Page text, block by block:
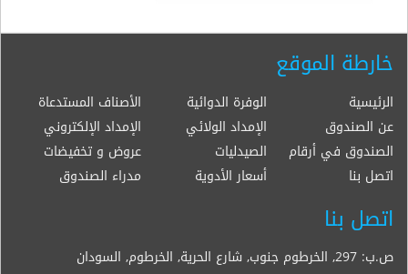
خارطة الموقع
الرئيسية الوفرة الدوائية
الأصناف المستدعاة
عن الصندوق
الإمداد الولائي
الإمداد الإلكتروني
الصندوق في أرقام
الصيدليات
عروض و تخفيضات
اتصل بنا
أسعار الأدوية مدراء الصندوق
اتصل بنا
ص.ب: 297, الخرطوم جنوب, شارع الحرية, الخرطوم, السودان